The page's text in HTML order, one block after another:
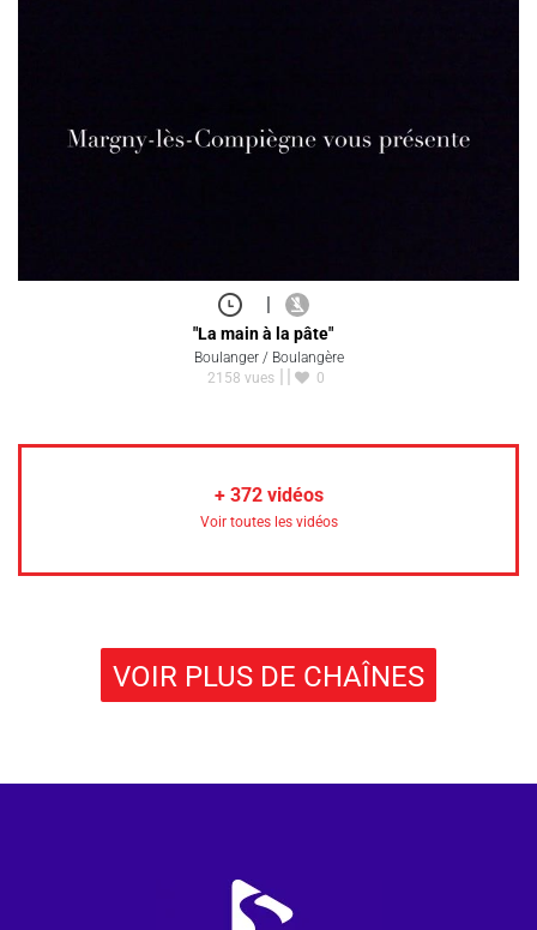
|
"La main à la pâte"
Boulanger / Boulangère
2158 vues
0
+ 372vidéos
Voir toutes les vidéos
VOIR PLUS DE CHAÎNES